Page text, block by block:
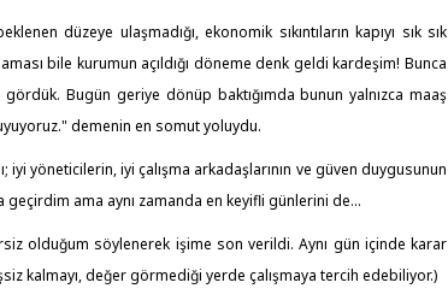
düzeye ulaşmadığı, ekonomik sıkıntıların kapıyı sık sık
bile kurumun açıldığı döneme denk geldi kardeşim! Bunca
Bugün geriye dönüp baktığımda bunun yalnızca maaş
demenin en somut yoluydu.
yöneticilerin, iyi çalışma arkadaşlarının ve güven duygusunun
ama aynı zamanda en keyifli günlerini de...
olduğum söylenerek işime son verildi. Aynı gün içinde karar
kalmayı, değer görmediği yerde çalışmaya tercih edebiliyor.)